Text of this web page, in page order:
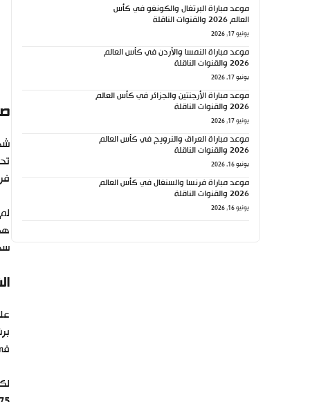
في
موعد مباراة البرتغال والكونغو في كأس
العالم 2026 والقنوات الناقلة
يونيو 17, 2026
موعد مباراة النمسا والأردن في كأس العالم
2026 والقنوات الناقلة
يونيو 17, 2026
موعد مباراة الأرجنتين والجزائر في كأس العالم
2026 والقنوات الناقلة
يونيو 17, 2026
موعد مباراة العراق والنرويج في كأس العالم
2026 والقنوات الناقلة
يونيو 16, 2026
موعد مباراة فرنسا والسنغال في كأس العالم
2026 والقنوات الناقلة
يونيو 16, 2026